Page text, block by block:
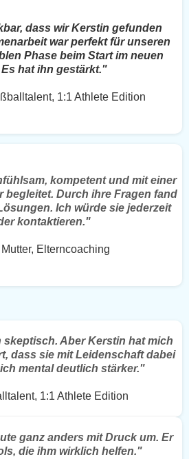
dass wir Kerstin gefunden
war perfekt für unseren
Phase beim Start im neuen
Es hat ihn gestärkt."
1:1 Athlete Edition
kompetent und mit einer
begleitet. Durch ihre Fragen fand
Ich würde sie jederzeit
kontaktieren."
Elterncoaching
skeptisch. Aber Kerstin hat mich
dass sie mit Leidenschaft dabei
mental deutlich stärker."
1:1 Athlete Edition
ganz anders mit Druck um. Er
die ihm wirklich helfen."